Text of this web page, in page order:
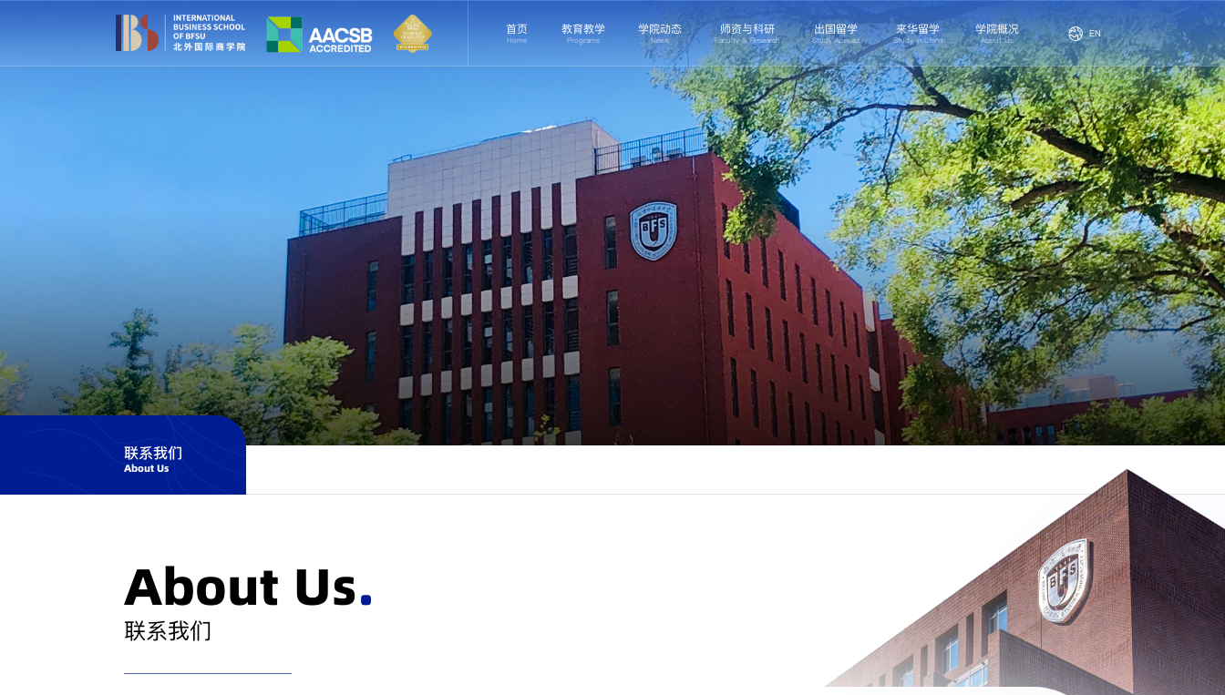
首页
Home
教育教学
Programs
学院动态
News
师资与科研
Faculty & Research
出国留学
Study Abroad
来华留学
Study in China
学院概况
About Us
EN
联系我们
About Us
About Us.
联系我们